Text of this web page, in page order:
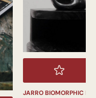
JARRO BIOMORPHIC